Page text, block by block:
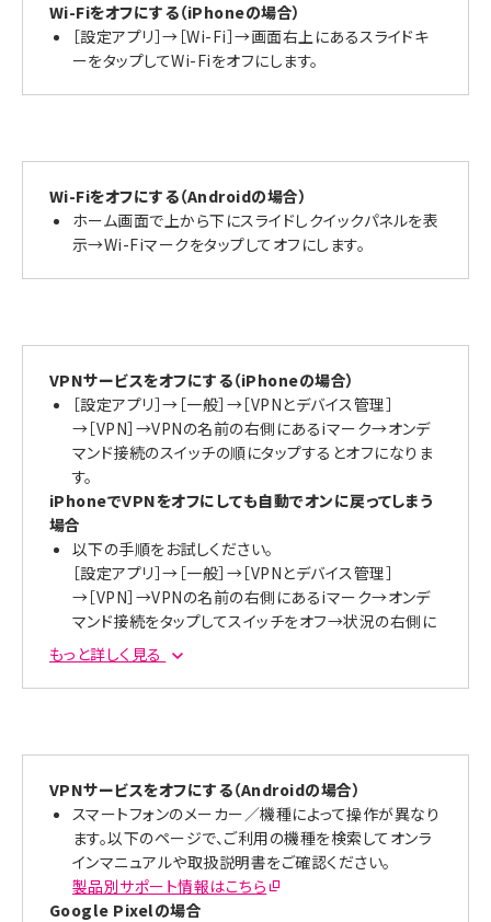
Wi-Fiをオフにする（iPhoneの場合）
［設定アプリ］→［Wi-Fi］→画面右上にあるスライドキ
ーをタップしてWi-Fiをオフにします。
Wi-Fiをオフにする（Androidの場合）
ホーム画面で上から下にスライドしクイックパネルを表
示→Wi-Fiマークをタップしてオフにします。
VPNサービスをオフにする（iPhoneの場合）
［設定アプリ］→［一般］→［VPNとデバイス管理］
→［VPN］→VPNの名前の右側にあるiマーク→オンデ
マンド接続のスイッチの順にタップするとオフになりま
す。
iPhoneでVPNをオフにしても自動でオンに戻ってしまう
場合
以下の手順をお試しください。
［設定アプリ］→［一般］→［VPNとデバイス管理］
→［VPN］→VPNの名前の右側にあるiマーク→オンデ
マンド接続をタップしてスイッチをオフ→状況の右側に
あるスイッチをタップしてオフにします。
もっと詳しく見る
VPNサービスをオフにする（Androidの場合）
スマートフォンのメーカー／機種によって操作が異なり
ます。以下のページで、ご利用の機種を検索してオンラ
インマニュアルや取扱説明書をご確認ください。
製品別サポート情報はこちら
Google Pixelの場合